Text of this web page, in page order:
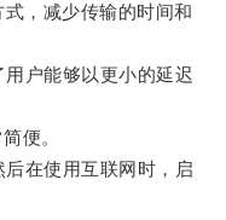
，减少传输的时间和
户能够以更小的延迟
便。
在使用互联网时，启